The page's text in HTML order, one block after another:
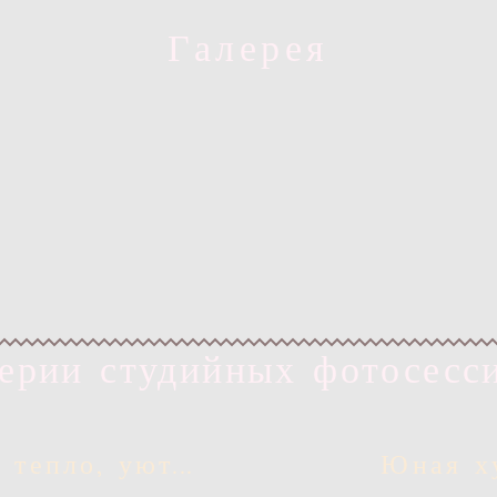
Галерея
студийных